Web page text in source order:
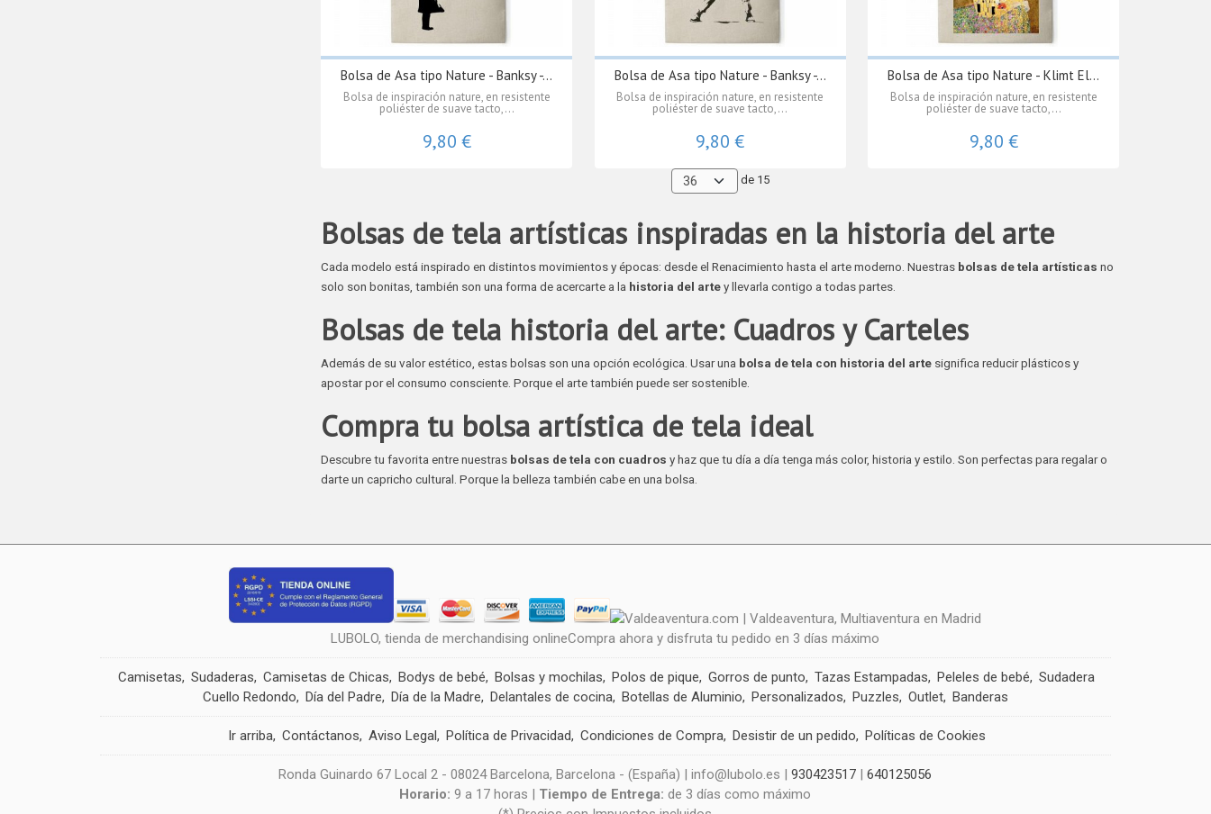
Bolsa de Asa tipo Nature - Banksy -...
Bolsa de inspiración nature, en resistente
poliéster de suave tacto,...
9,80 €
Bolsa de Asa tipo Nature - Banksy -...
Bolsa de inspiración nature, en resistente
poliéster de suave tacto,...
9,80 €
Bolsa de Asa tipo Nature - Klimt El...
Bolsa de inspiración nature, en resistente
poliéster de suave tacto,...
9,80 €
de 15
Bolsas de tela artísticas inspiradas en la historia del arte
Cada modelo está inspirado en distintos movimientos y épocas: desde el Renacimiento hasta el arte moderno. Nuestras bolsas de tela artísticas no
solo son bonitas, también son una forma de acercarte a la historia del artey llevarla contigo a todas partes.
Bolsas de tela historia del arte: Cuadros y Carteles
Además de su valor estético, estas bolsas son una opción ecológica. Usar una bolsa de tela con historia del artesignifica reducir plásticos y
apostar por el consumo consciente. Porque el arte también puede ser sostenible.
Compra tu bolsa artística de tela ideal
Descubre tu favorita entre nuestras bolsas de tela con cuadros y haz que tu día a día tenga más color, historia y estilo. Son perfectas para regalar o
darte un capricho cultural. Porque la belleza también cabe en una bolsa.
LUBOLO, tienda de merchandising onlineCompra ahora y disfruta tu pedido en 3 días máximo
Camisetas Sudaderas Camisetas de Chicas Bodys de bebé Bolsas y mochilas Polos de pique Gorros de punto Tazas Estampadas Peleles de bebé Sudadera
Cuello Redondo
Día del Padre Día de la Madre Delantales de cocina Botellas de Aluminio Personalizados Puzzles Outlet Banderas
Ir arriba Contáctanos Aviso Legal Política de Privacidad Condiciones de Compra Desistir de un pedido Políticas de Cookies
Ronda Guinardo 67 Local 2 - 08024 Barcelona, Barcelona - (España) | info@lubolo.es |930423517 |640125056
Horario:9 a 17 horas | Tiempo de Entrega:de 3 días como máximo